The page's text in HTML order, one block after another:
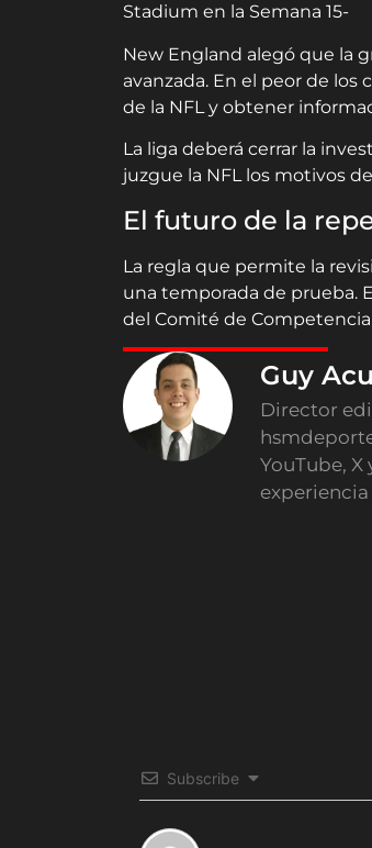
Stadium en la Semana 15-
New England alegó que la
avanzada. En el peor de
de la NFL y obtener
La liga deberá cerrar la
juzgue la NFL los motivos
El futuro de la
La regla que permite la
una temporada de prueba.
del Comité de
Guy
Director
YouTube, X
Subscribe